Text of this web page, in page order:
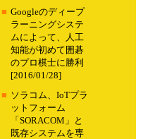
■ Googleのディープ
ラーニングシステ
ムによって、人工
知能が初めて囲碁
のプロ棋士に勝利
[2016/01/28]
■ ソラコム、IoTプラ
ットフォーム
「SORACOM」と
既存システムを専